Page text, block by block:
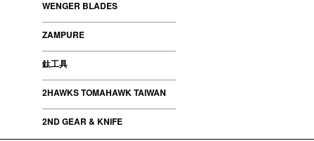
WENGER BLADES
ZAMPURE
鈦工具
2HAWKS TOMAHAWK TAIWAN
2ND GEAR & KNIFE